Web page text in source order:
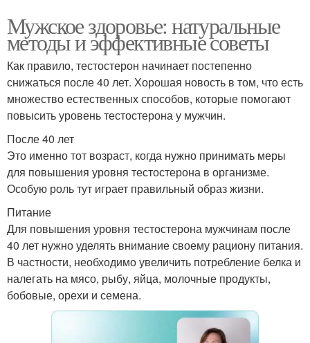
Мужское здоровье: натуральные
методы и эффективные советы
Как правило, тестостерон начинает постепенно
снижаться после 40 лет. Хорошая новость в том, что есть
множество естественных способов, которые помогают
повысить уровень тестостерона у мужчин.
После 40 лет
Это именно тот возраст, когда нужно принимать меры
для повышения уровня тестостерона в организме.
Особую роль тут играет правильный образ жизни.
Питание
Для повышения уровня тестостерона мужчинам после
40 лет нужно уделять внимание своему рациону питания.
В частности, необходимо увеличить потребление белка и
налегать на мясо, рыбу, яйца, молочные продукты,
бобовые, орехи и семена.